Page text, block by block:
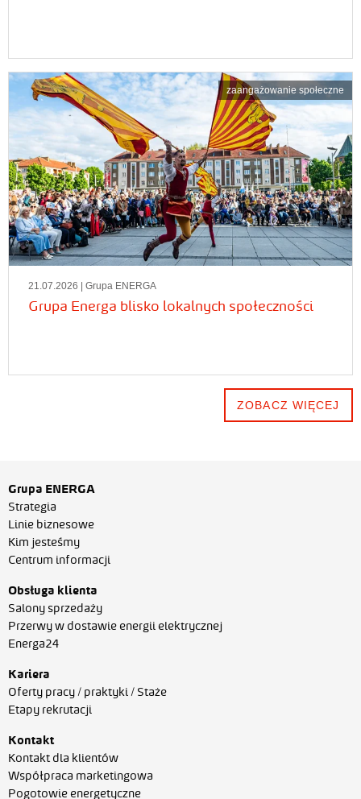
zaangażowanie społeczne
21.07.2026 | Grupa ENERGA
Grupa Energa blisko lokalnych społeczności
ZOBACZ WIĘCEJ
Grupa ENERGA
Strategia
Linie biznesowe
Kim jesteśmy
Centrum informacji
Obsługa klienta
Salony sprzedaży
Przerwy w dostawie energii elektrycznej
Energa24
Kariera
Oferty pracy / praktyki / Staże
Etapy rekrutacji
Kontakt
Kontakt dla klientów
Współpraca marketingowa
Pogotowie energetyczne